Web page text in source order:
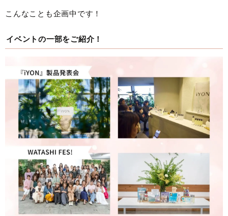
こんなことも企画中です！
イベントの一部をご紹介！